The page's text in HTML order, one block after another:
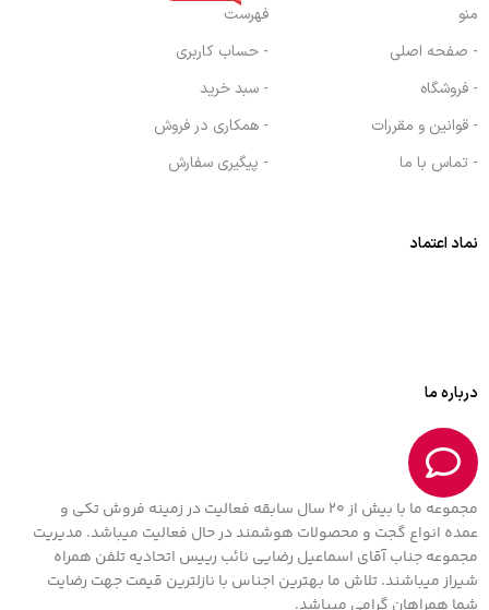
منو
- صفحه اصلی
- فروشگاه
- قوانین و مقررات
- تماس با ما
فهرست
- حساب کاربری
- سبد خرید
- همکاری در فروش
- پیگیری سفارش
نماد اعتماد
درباره ما
مجموعه ما با بیش از 20 سال سابقه فعالیت در زمینه فروش تکی و
عمده انواع گجت و محصولات هوشمند در حال فعالیت میباشد. مدیریت
مجموعه جناب آقای اسماعیل رضایی نائب رییس اتحادیه تلفن همراه
شیراز میباشند. تلاش ما بهترین اجناس با نازلترین قیمت جهت رضایت